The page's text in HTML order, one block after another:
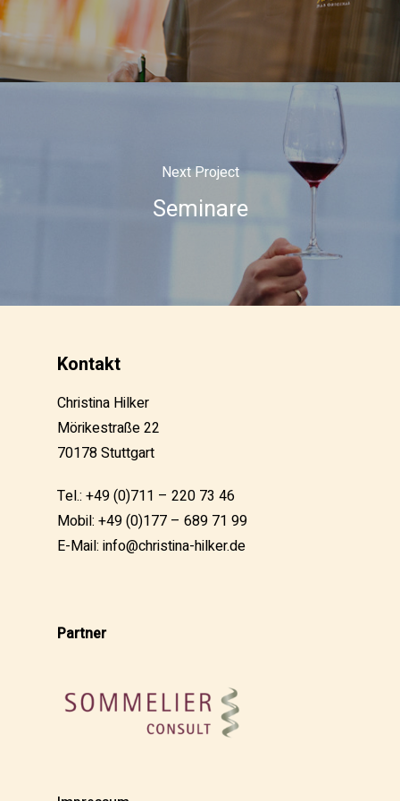
Next Project
Seminare
Kontakt
Christina Hilker
Mörikestraße 22
70178 Stuttgart
Tel.: +49 (0)711 – 220 73 46
Mobil: +49 (0)177 – 689 71 99
E-Mail: info@christina-hilker.de
Partner